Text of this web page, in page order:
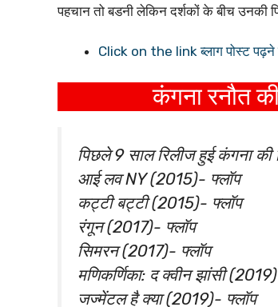
पहचान तो बडनी लेकिन दर्शकों के बीच उनकी
Click on the link ब्लाग पोस्ट पढ़ने
कंगना रनौत
पिछले 9 साल रिलीज हुई कंगना की
आई लव NY (2015)- फ्लॉप
कट्टी बट्टी (2015)- फ्लॉप
रंगून (2017)- फ्लॉप
सिमरन (2017)- फ्लॉप
मणिकर्णिका: द क्वीन झांसी
जज्मेंटल है क्या (2019)- फ्लॉप